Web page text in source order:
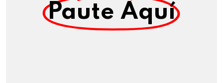
Paute Aquí